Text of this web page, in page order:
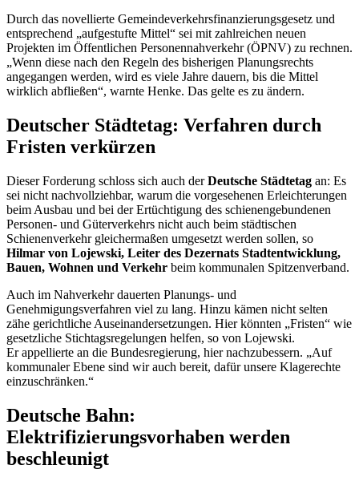
Durch das novellierte Gemeindeverkehrsfinanzierungsgesetz und
entsprechend „aufgestufte Mittel“ sei mit zahlreichen neuen
Projekten im Öffentlichen Personennahverkehr (ÖPNV) zu rechnen.
„Wenn diese nach den Regeln des bisherigen Planungsrechts
angegangen werden, wird es viele Jahre dauern, bis die Mittel
wirklich abfließen“, warnte Henke. Das gelte es zu ändern.
Deutscher Städtetag: Verfahren durch
Fristen verkürzen
Dieser Forderung schloss sich auch derDeutsche Städtetag an: Es
sei nicht nachvollziehbar, warum die vorgesehenen Erleichterungen
beim Ausbau und bei der Ertüchtigung des schienengebundenen
Personen- und Güterverkehrs nicht auch beim städtischen
Schienenverkehr gleichermaßen umgesetzt werden sollen, so
Hilmar von Lojewski, Leiter des Dezernats Stadtentwicklung,
Bauen, Wohnen und Verkehr beim kommunalen Spitzenverband.
Auch im Nahverkehr dauerten Planungs- und
Genehmigungsverfahren viel zu lang. Hinzu kämen nicht selten
zähe gerichtliche Auseinandersetzungen. Hier könnten „Fristen“ wie
gesetzliche Stichtagsregelungen helfen, so von Lojewski.
Er appellierte an die Bundesregierung, hier nachzubessern. „Auf
kommunaler Ebene sind wir auch bereit, dafür unsere Klagerechte
einzuschränken.“
Deutsche Bahn:
Elektrifizierungsvorhaben werden
beschleunigt